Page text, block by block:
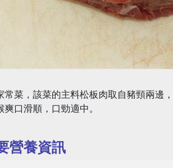
常菜，該菜的主料松板肉取自豬頸兩邊
口滑順，口勁適中。
營養資訊